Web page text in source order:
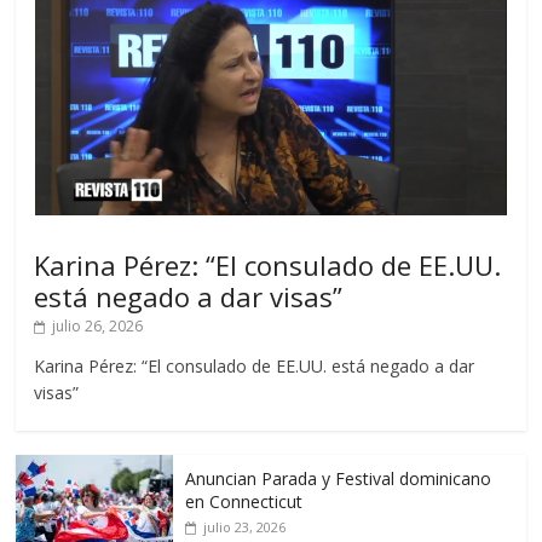
Karina Pérez: “El consulado de EE.UU.
está negado a dar visas”
julio 26, 2026
Karina Pérez: “El consulado de EE.UU. está negado a dar
visas”
Anuncian Parada y Festival dominicano
en Connecticut
julio 23, 2026